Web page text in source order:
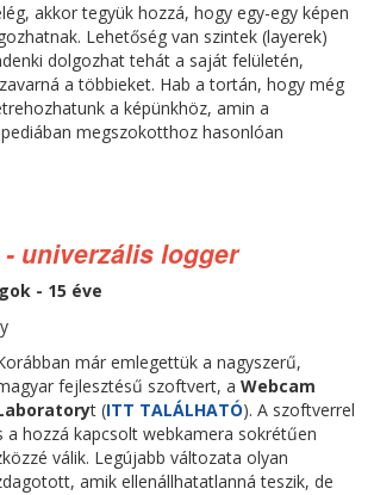
akkor tegyük hozzá, hogy egy-egy képen
Lehetőség van szintek (layerek)
dolgozhat tehát a saját felületén,
a többieket. Hab a tortán, hogy még
a képünkhöz, amin a
megszokotthoz hasonlóan
- univerzális logger
- 15 éve
már emlegettük a nagyszerű,
fejlesztésű szoftvert, a Webcam
t (ITT TALÁLHATÓ). A szoftverrel
a hozzá kapcsolt webkamera sokrétűen
válik. Legújabb változata olyan
amik ellenállhatatlanná teszik, de